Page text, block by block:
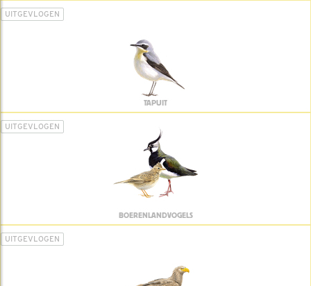
UITGEVLOGEN
TAPUIT
UITGEVLOGEN
BOERENLANDVOGELS
UITGEVLOGEN